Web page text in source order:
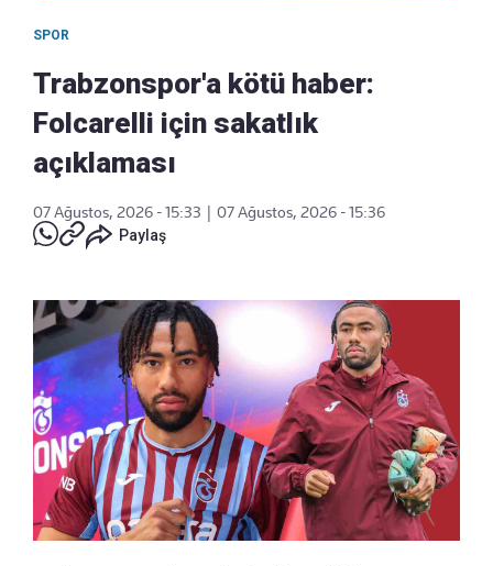
SPOR
Trabzonspor'a kötü haber:
Folcarelli için sakatlık
açıklaması
07 Ağustos, 2026 - 15:33
07 Ağustos, 2026 - 15:36
Paylaş